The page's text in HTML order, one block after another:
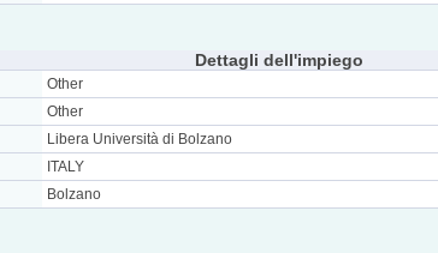
Dettagli dell'impiego
Other
Other
Libera Università di Bolzano
ITALY
Bolzano